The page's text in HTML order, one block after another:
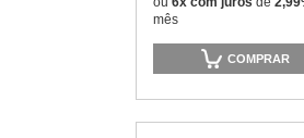
mês
COMPRAR